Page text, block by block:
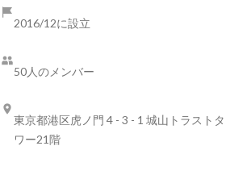
2016/12に設立
50人のメンバー
東京都港区虎ノ門 4 - 3 - 1 城山トラストタ
ワー21階